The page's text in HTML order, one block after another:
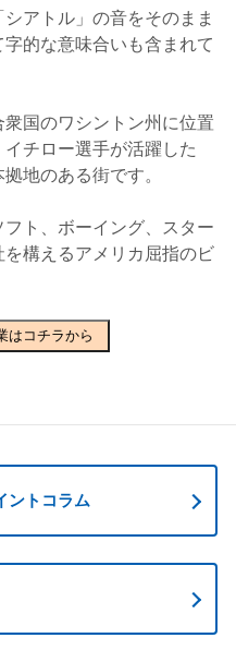
アトル」の音をそのまま
的な意味合いも含まれて
国のワシントン州に位置
チロー選手が活躍した
地のある街です。
ト、ボーイング、スター
構えるアメリカ屈指のビ
はコチラから
ントコラム